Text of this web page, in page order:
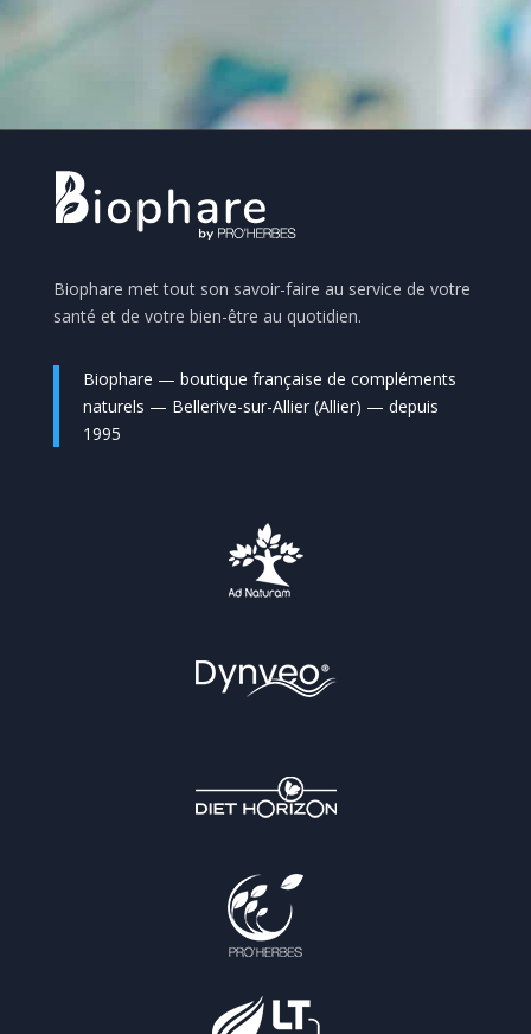
Biophare met tout son savoir-faire au service de votre
santé et de votre bien-être au quotidien.
Biophare — boutique française de compléments
naturels — Bellerive-sur-Allier (Allier) — depuis
1995